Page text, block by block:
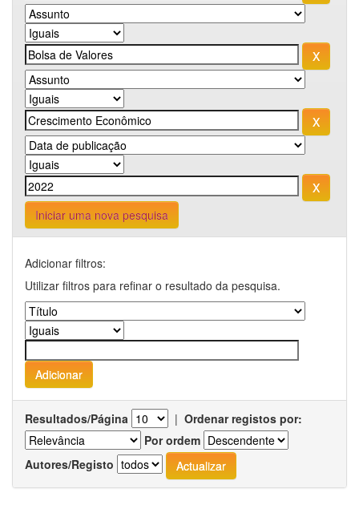
Iniciar uma nova pesquisa
Adicionar filtros:
Utilizar filtros para refinar o resultado da pesquisa.
Resultados/Página | Ordenar registos por:
Por ordem
Autores/Registo